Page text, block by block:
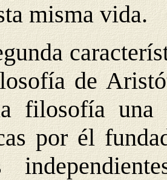
misma vida.
de
filosofía
por él